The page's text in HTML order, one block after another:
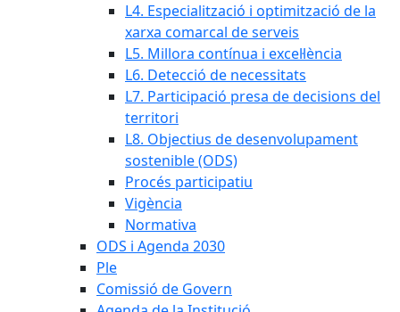
L4. Especialització i optimització de la
xarxa comarcal de serveis
L5. Millora contínua i excel·lència
L6. Detecció de necessitats
L7. Participació presa de decisions del
territori
L8. Objectius de desenvolupament
sostenible (ODS)
Procés participatiu
Vigència
Normativa
ODS i Agenda 2030
Ple
Comissió de Govern